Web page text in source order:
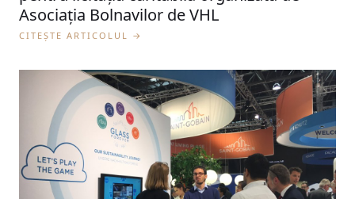
Asociația Bolnavilor de VHL
CITEȘTE ARTICOLUL →